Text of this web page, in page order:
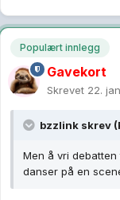
Populært innlegg
Gavekort
Skrevet 22.
bzzlink skrev
Men å vri
danser på en